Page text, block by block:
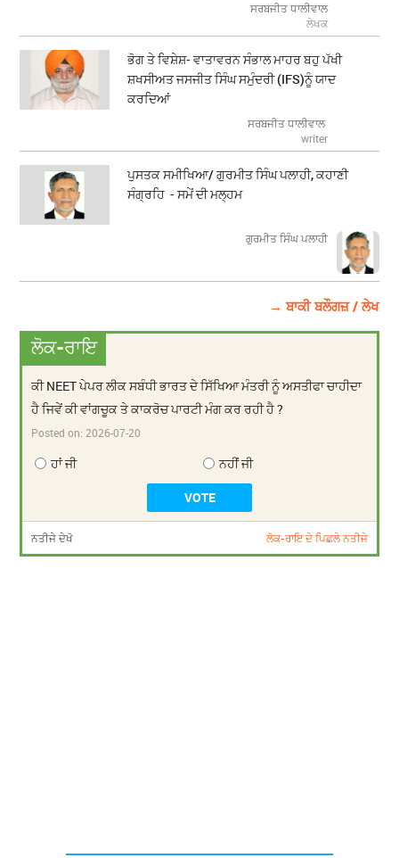
ਸਰਬਜੀਤ ਧਾਲੀਵਾਲ
ਲੇਖਕ
ਭੋਗ ਤੇ ਵਿਸ਼ੇਸ਼- ਵਾਤਾਵਰਨ ਸੰਭਾਲ ਮਾਹਰ ਬਹੁ ਪੱਖੀ
ਸ਼ਖਸੀਅਤ ਜਸਜੀਤ ਸਿੰਘ ਸਮੁੰਦਰੀ (IFS)ਨੂੰ ਯਾਦ
ਕਰਦਿਆਂ
ਸਰਬਜੀਤ ਧਾਲੀਵਾਲ
writer
ਪੁਸਤਕ ਸਮੀਖਿਆ/ ਗੁਰਮੀਤ ਸਿੰਘ ਪਲਾਹੀ, ਕਹਾਣੀ
ਸੰਗ੍ਰਹਿ - ਸਮੇਂ ਦੀ ਮਲ੍ਹਮ
ਗੁਰਮੀਤ ਸਿੰਘ ਪਲਾਹੀ
→ ਬਾਕੀ ਬਲੌਗਜ਼ / ਲੇਖ
ਲੋਕ-ਰਾਇ
ਕੀ NEET ਪੇਪਰ ਲੀਕ ਸਬੰਧੀ ਭਾਰਤ ਦੇ ਸਿੱਖਿਆ ਮੰਤਰੀ ਨੂੰ ਅਸਤੀਫਾ ਚਾਹੀਦਾ
ਹੈ ਜਿਵੇਂ ਕੀ ਵਾਂਗਚੂਕ ਤੇ ਕਾਕਰੋਚ ਪਾਰਟੀ ਮੰਗ ਕਰ ਰਹੀ ਹੈ ?
Posted on:2026-07-20
ਹਾਂ ਜੀ ਨਹੀਂ ਜੀ
ਨਤੀਜੇ ਦੇਖੋ ਲੋਕ-ਰਾਇ ਦੇ ਪਿਛਲੇ ਨਤੀਜੇ